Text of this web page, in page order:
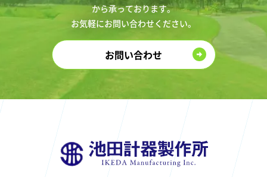
から承っております。
お気軽にお問い合わせください。
お問い合わせ